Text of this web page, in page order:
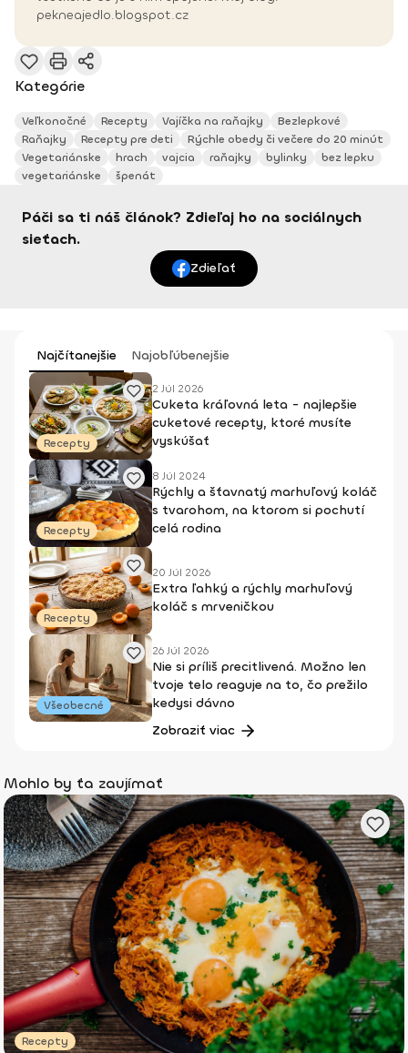
pekneajedlo.blogspot.cz
Kategórie
Veľkonočné Recepty Vajíčka na raňajky
Bezlepkové
Raňajky
Recepty pre deti
Rýchle obedy či večere do 20 minút
Vegetariánske
hrach vajcia raňajky bylinky
bez lepku
vegetariánske
špenát
Páči sa ti náš článok? Zdieľaj ho na sociálnych
sieťach.
Zdieľať
Najčítanejšie Najobľúbenejšie
Recepty
2 Júl 2026
Cuketa kráľovná leta - najlepšie
cuketové recepty, ktoré musíte
vyskúšať
Recepty
8 Júl 2024
Rýchly a šťavnatý marhuľový koláč
s tvarohom, na ktorom si pochutí
celá rodina
Recepty
20 Júl 2026
Extra ľahký a rýchly marhuľový
koláč s mrveničkou
Všeobecné
26 Júl 2026
Nie si príliš precitlivená. Možno len
tvoje telo reaguje na to, čo prežilo
kedysi dávno
Zobraziť viac
Mohlo by ťa zaujímať
Recepty